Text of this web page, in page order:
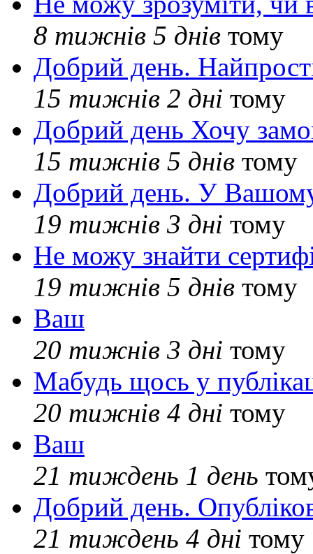
8 тижнів 5 днів тому
Добрий день.
15 тижнів 2 дні тому
Добрий день Хочу
15 тижнів 5 днів тому
Добрий день. У Вашому
19 тижнів 3 дні тому
Не можу знайти
19 тижнів 5 днів тому
Ваш
20 тижнів 3 дні тому
Мабудь щось у
20 тижнів 4 дні тому
Ваш
21 тиждень 1 день
Добрий день.
21 тиждень 4 дні тому